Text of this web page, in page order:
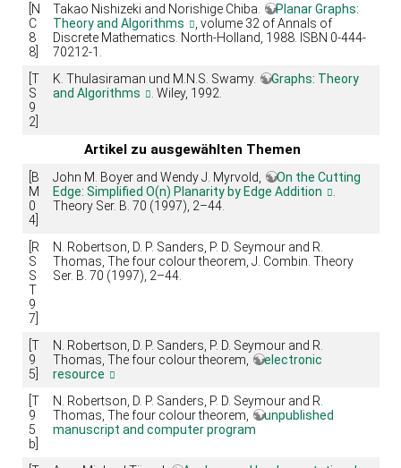
[N
C
8
8]
Takao Nishizeki and Norishige Chiba.
Planar Graphs:
Theory and Algorithms
, volume 32 of Annals of
Discrete Mathematics. North-Holland, 1988. ISBN 0-444-
70212-1.
[T
S
9
2]
K. Thulasiraman und M.N.S. Swamy.
Graphs: Theory
and Algorithms
. Wiley, 1992.
Artikel zu ausgewählten Themen
[B
M
0
4]
John M. Boyer and Wendy J. Myrvold,
On the Cutting
Edge: Simplified O(n) Planarity by Edge Addition
Theory Ser. B. 70 (1997), 2–44.
[R
S
S
T
9
7]
N. Robertson, D. P. Sanders, P. D. Seymour and R.
Thomas, The four colour theorem, J. Combin. Theory
Ser. B. 70 (1997), 2–44.
[T
9
5]
N. Robertson, D. P. Sanders, P. D. Seymour and R.
Thomas, The four colour theorem,
electronic
resource
[T
9
5
b]
N. Robertson, D. P. Sanders, P. D. Seymour and R.
Thomas, The four colour theorem,
unpublished
manuscript and computer program